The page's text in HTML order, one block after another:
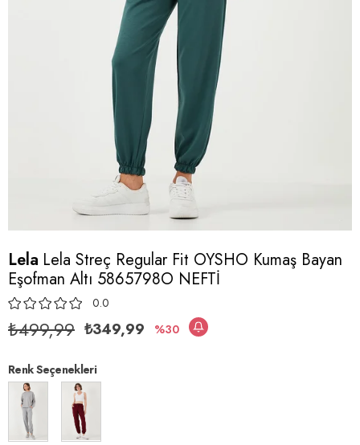
Lela Lela Streç Regular Fit OYSHO Kumaş Bayan
Eşofman Altı 5865798O NEFTİ
0.0
₺499,99 ₺349,99 30
Renk Seçenekleri